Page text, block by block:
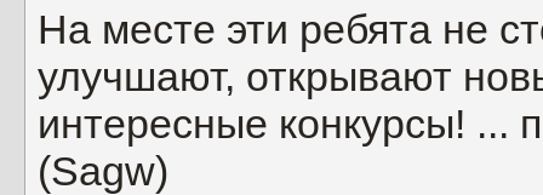
На месте эти ребята не
улучшают, открывают
интересные конкурсы!
(Sagw)